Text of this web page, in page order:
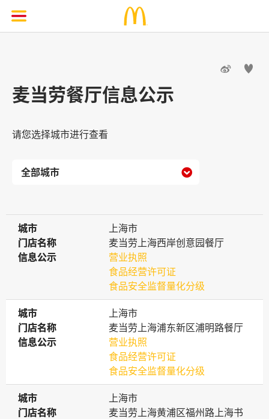
 
麦当劳餐厅信息公示
请您选择城市进行查看

城市
城市
上海市
门店名称
门店名称
麦当劳上海西岸创意园餐厅
信息公示
信息公示
营业执照
食品经营许可证
食品安全监督量化分级
城市
城市
上海市
门店名称
门店名称
麦当劳上海浦东新区浦明路餐厅
信息公示
信息公示
营业执照
食品经营许可证
食品安全监督量化分级
城市
城市
上海市
门店名称
门店名称
麦当劳上海黄浦区福州路上海书